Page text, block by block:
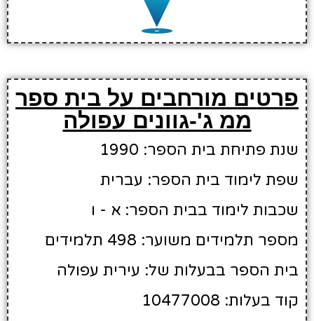
פרטים מורחבים על בית ספר
ממ ג'-גוונים עפולה
שנת פתיחת בית הספר: 1990
שפת לימוד בית הספר: עברית
שכבות לימוד בבית הספר: א - ו
מספר תלמידים משוער: 498 תלמידים
בית הספר בבעלות של: עירית עפולה
קוד בעלות: 10477008